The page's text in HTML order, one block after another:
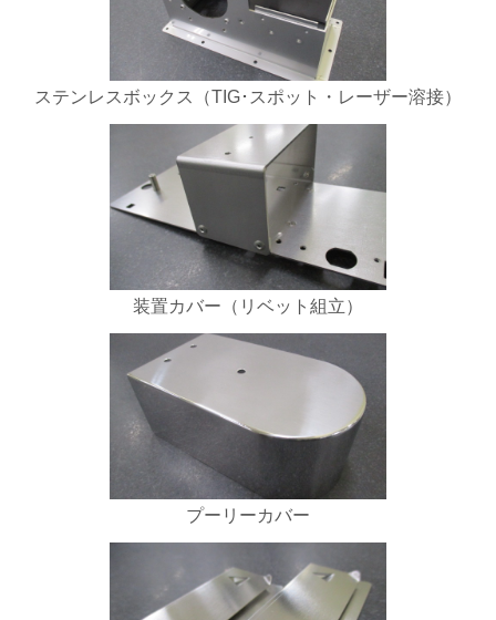
ステンレスボックス（TIG･スポット・レーザー溶接）
装置カバー（リベット組立）
プーリーカバー